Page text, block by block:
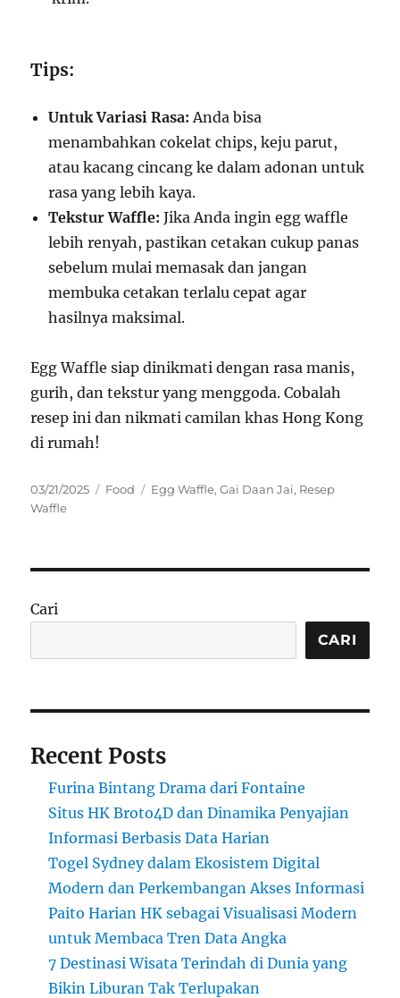
Tips:
Untuk Variasi Rasa: Anda bisa
menambahkan cokelat chips, keju parut,
atau kacang cincang ke dalam adonan untuk
rasa yang lebih kaya.
Tekstur Waffle: Jika Anda ingin egg waffle
lebih renyah, pastikan cetakan cukup panas
sebelum mulai memasak dan jangan
membuka cetakan terlalu cepat agar
hasilnya maksimal.
Egg Waffle siap dinikmati dengan rasa manis,
gurih, dan tekstur yang menggoda. Cobalah
resep ini dan nikmati camilan khas Hong Kong
di rumah!
Posted
on
03/21/2025 Categories
Food Tags
Egg Waffle,Gai Daan Jai, Resep
Waffle
Cari
CARI
Recent Posts
Furina Bintang Drama dari Fontaine
Situs HK Broto4D dan Dinamika Penyajian
Informasi Berbasis Data Harian
Togel Sydney dalam Ekosistem Digital
Modern dan Perkembangan Akses Informasi
Paito Harian HK sebagai Visualisasi Modern
untuk Membaca Tren Data Angka
7 Destinasi Wisata Terindah di Dunia yang
Bikin Liburan Tak Terlupakan